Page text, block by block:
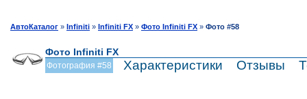
АвтоКаталог » Infiniti » Infiniti FX » Фото Infiniti FX » Фото #58
Фото Infiniti FX
Фотография #58 Характеристики Отзывы